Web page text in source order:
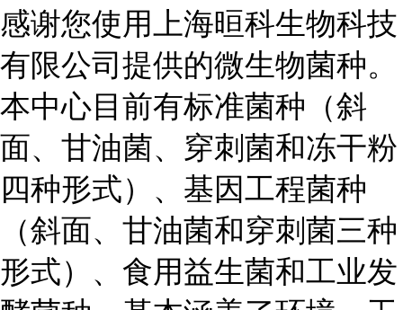
感谢您使用上海晅科生物科技
有限公司提供的微生物菌种。
本中心目前有标准菌种（斜
面、甘油菌、穿刺菌和冻干粉
四种形式）、基因工程菌种
（斜面、甘油菌和穿刺菌三种
形式）、食用益生菌和工业发